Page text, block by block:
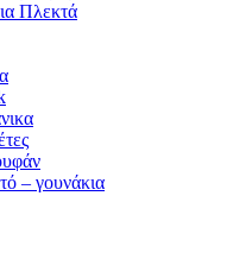
Πλεκτά
– γουνάκια